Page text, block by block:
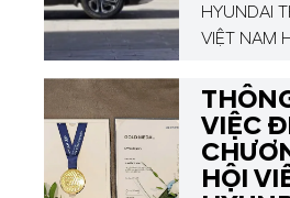
HYUNDAI
VIỆT NAM
CHƯƠNG
QUYỀN
HÀNG
VIỆC
HỘI